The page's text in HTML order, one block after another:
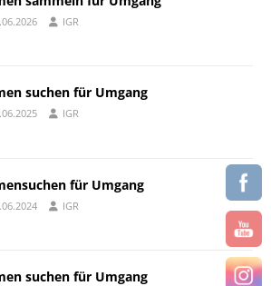
IGR
suchen für Umgang
IGR
für Umgang
IGR
suchen für Umgang